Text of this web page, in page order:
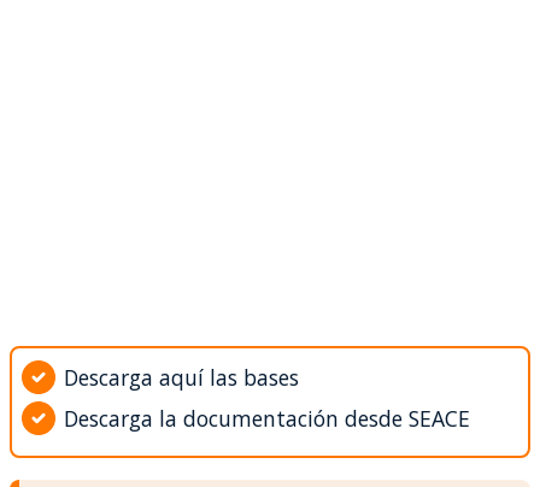
Descarga aquí las bases
Descarga la documentación desde SEACE